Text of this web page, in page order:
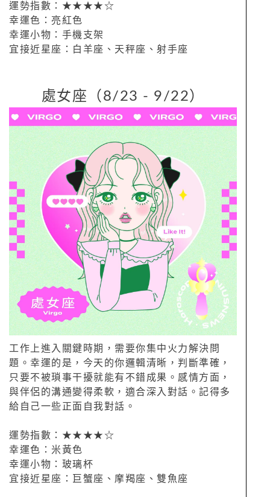
運勢指數：★★★★☆
幸運色：亮紅色
幸運小物：手機支架
宜接近星座：白羊座、天秤座、射手座
處女座（8/23 - 9/22）
工作上進入關鍵時期，需要你集中火力解決問
題。幸運的是，今天的你邏輯清晰，判斷準確，
只要不被瑣事干擾就能有不錯成果。感情方面，
與伴侶的溝通變得柔軟，適合深入對話。記得多
給自己一些正面自我對話。
運勢指數：★★★★☆
幸運色：米黃色
幸運小物：玻璃杯
宜接近星座：巨蟹座、摩羯座、雙魚座